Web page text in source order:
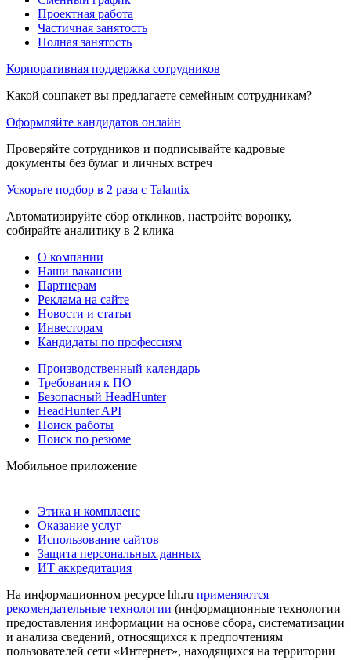
Проектная работа
Частичная занятость
Полная занятость
Корпоративная поддержка сотрудников
Какой соцпакет вы предлагаете семейным сотрудникам?
Оформляйте кандидатов онлайн
Проверяйте сотрудников и подписывайте кадровые
документы без бумаг и личных встреч
Ускорьте подбор в 2 раза с Talantix
Автоматизируйте сбор откликов, настройте воронку,
собирайте аналитику в 2 клика
О компании
Наши вакансии
Партнерам
Реклама на сайте
Новости и статьи
Инвесторам
Кандидаты по профессиям
Производственный календарь
Требования к ПО
Безопасный HeadHunter
HeadHunter API
Поиск работы
Поиск по резюме
Мобильное приложение
Этика и комплаенс
Оказание услуг
Использование сайтов
Защита персональных данных
ИТ аккредитация
На информационном ресурсе hh.ru применяются
рекомендательные технологии (информационные технологии
предоставления информации на основе сбора, систематизации
и анализа сведений, относящихся к предпочтениям
пользователей сети «Интернет», находящихся на территории